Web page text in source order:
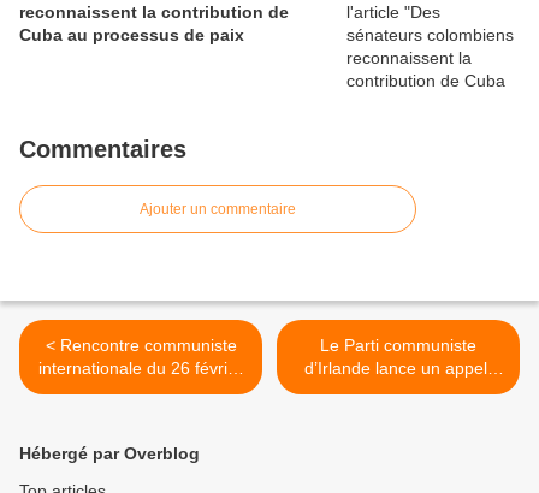
reconnaissent la contribution de
Cuba au processus de paix
Commentaires
Ajouter un commentaire
< Rencontre communiste
internationale du 26 février
(2): Nikos Seretakis (KKE):
l'UE et du capital,
subordonné à la social-
Le Parti communiste
d’Irlande lance un appel-
manifeste afin que le
Hébergé par Overblog